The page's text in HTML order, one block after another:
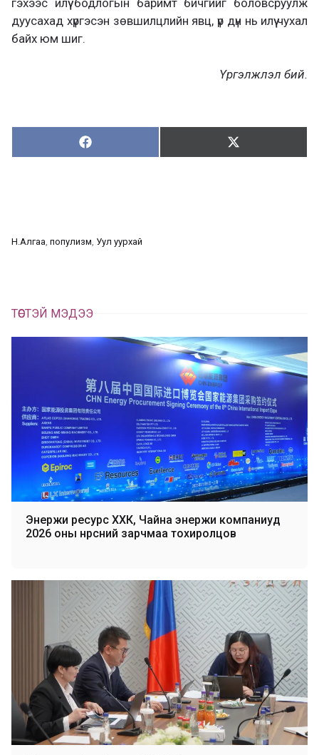
дуусахад хүргэсэн зөвшилцлийн явц, үр дүн нь илүү чухал
байх юм шиг.
Үргэлжлэл бий.
Хуваалцах:
Х
у
х
Түгээх:
Т
Н.Алгаа популизм Уул уурхай
ТӨСТЭЙ МЭДЭЭ
Энержи ресурс ХХК, Чайна энержи компаниуд
2026 оны нүүрсний зарчмаа тохиролцов